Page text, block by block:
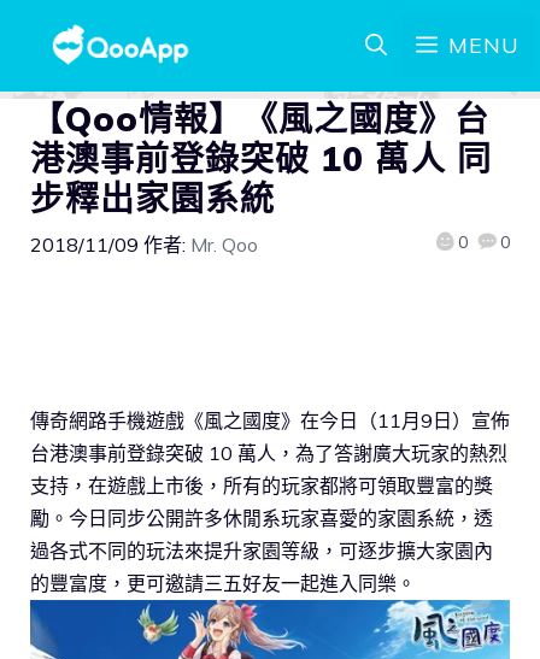
MENU
【Qoo情報】《風之國度》台
港澳事前登錄突破 10 萬人 同
步釋出家園系統
2018/11/09 作者: Mr. Qoo 0 0
傳奇網路手機遊戲《風之國度》在今日（11月9日）宣佈
台港澳事前登錄突破 10 萬人，為了答謝廣大玩家的熱烈
支持，在遊戲上市後，所有的玩家都將可領取豐富的獎
勵。今日同步公開許多休閒系玩家喜愛的家園系統，透
過各式不同的玩法來提升家園等級，可逐步擴大家園內
的豐富度，更可邀請三五好友一起進入同樂。